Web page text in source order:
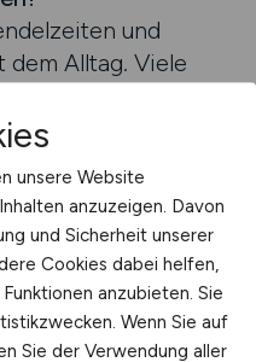
und
Alltag. Viele
verfügbar sind.
nicht
in
zu werden.
sucht, erhöht
sondern auch die
Job.
unsere Website
anzuzeigen. Davon
und Sicherheit unserer
Cookies dabei helfen,
anzubieten. Sie
Wenn Sie auf
Sie der Verwendung aller